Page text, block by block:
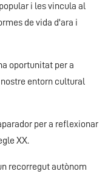
i les vincula al
de vida d'ara i
oportunitat per a
entorn cultural
per a reflexionar
XX.
recorregut autònom